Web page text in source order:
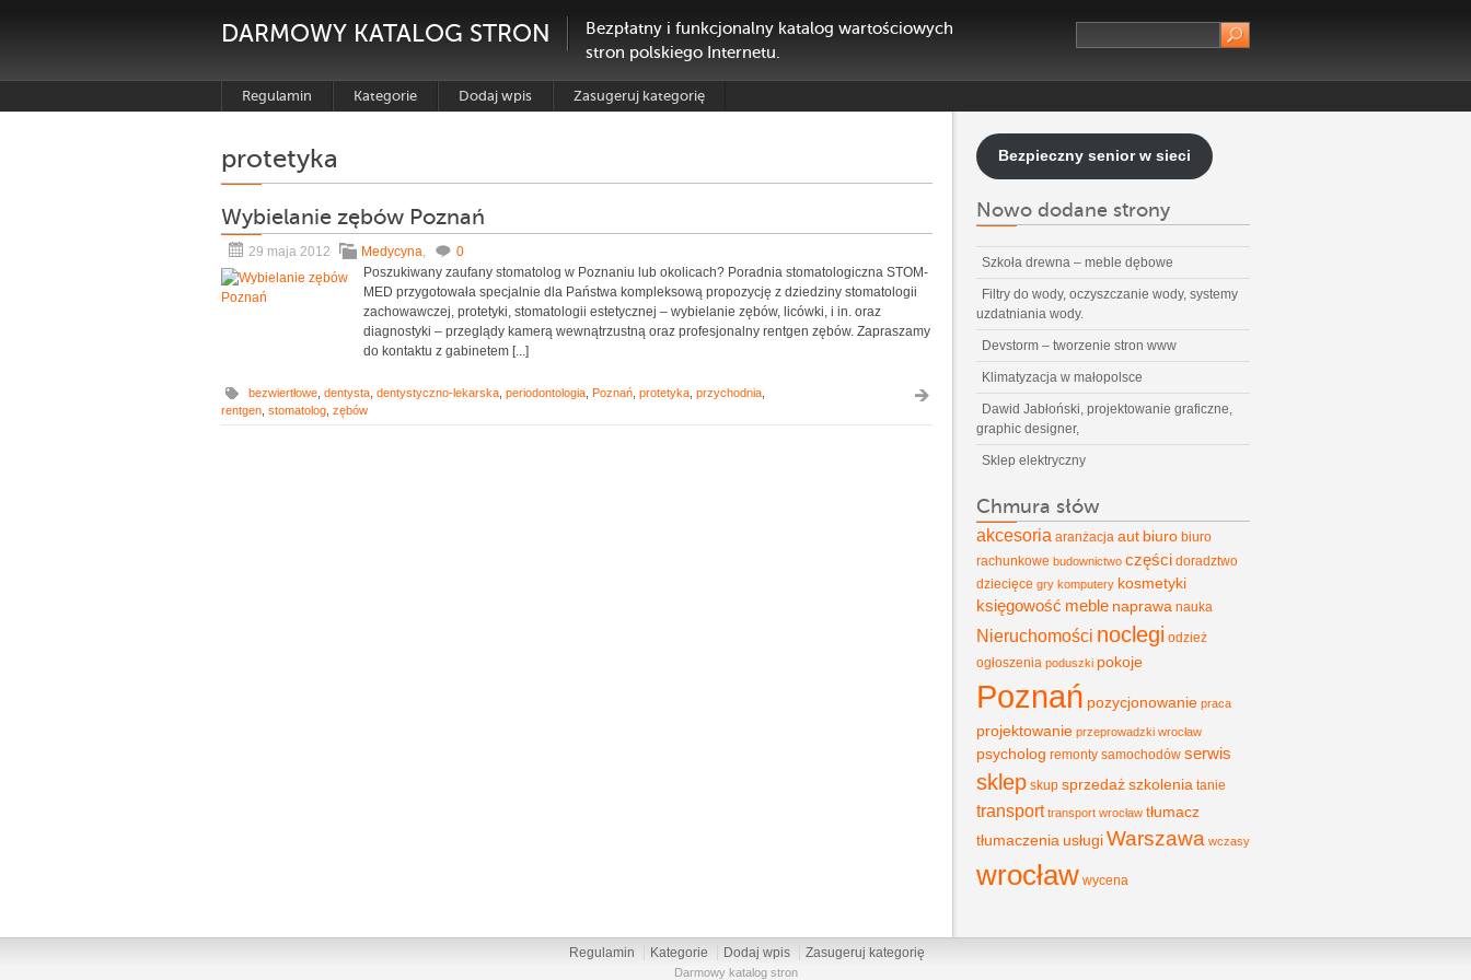
DARMOWY KATALOG STRON
Bezpłatny i funkcjonalny katalog wartościowych
stron polskiego Internetu.
Regulamin Kategorie Dodaj wpis Zasugeruj kategorię
protetyka
Wybielanie zębów Poznań
29 maja 2012 Medycyna,
0
Poszukiwany zaufany stomatolog w Poznaniu lub okolicach? Poradnia stomatologiczna STOM-
MED przygotowała specjalnie dla Państwa kompleksową propozycję z dziedziny stomatologii
zachowawczej, protetyki, stomatologii estetycznej – wybielanie zębów, licówki, i in. oraz
diagnostyki – przeglądy kamerą wewnątrzustną oraz profesjonalny rentgen zębów. Zapraszamy
do kontaktu z gabinetem [...]
bezwiertłowe dentysta dentystyczno-lekarska periodontologia Poznań protetyka przychodnia
rentgen stomatolog zębów
Bezpieczny senior w sieci
Nowo dodane strony
Szkoła drewna – meble dębowe
Filtry do wody, oczyszczanie wody, systemy
uzdatniania wody.
Devstorm – tworzenie stron www
Klimatyzacja w małopolsce
Dawid Jabłoński, projektowanie graficzne,
graphic designer,
Sklep elektryczny
Chmura słów
akcesoria aranżacja aut biuro biuro
rachunkowe budownictwo części doradztwo
dziecięce gry komputery kosmetyki
księgowość meble naprawa nauka
Nieruchomości noclegi odzież
ogłoszenia poduszki pokoje
Poznań pozycjonowanie praca
projektowanie przeprowadzki wrocław
psycholog remonty samochodów serwis
sklep skup sprzedaższkolenia tanie
transport transport wrocław tłumacz
tłumaczenia usługiWarszawa wczasy
wrocław wycena
Regulamin Kategorie Dodaj wpis Zasugeruj kategorię
Darmowy katalog stron